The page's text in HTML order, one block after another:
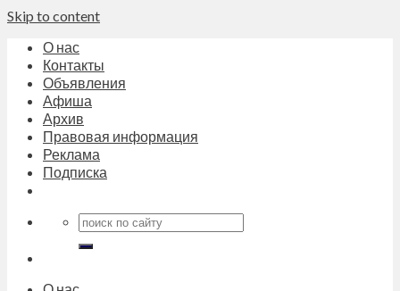
Skip to content
О нас
Контакты
Объявления
Афиша
Архив
Правовая информация
Реклама
Подписка